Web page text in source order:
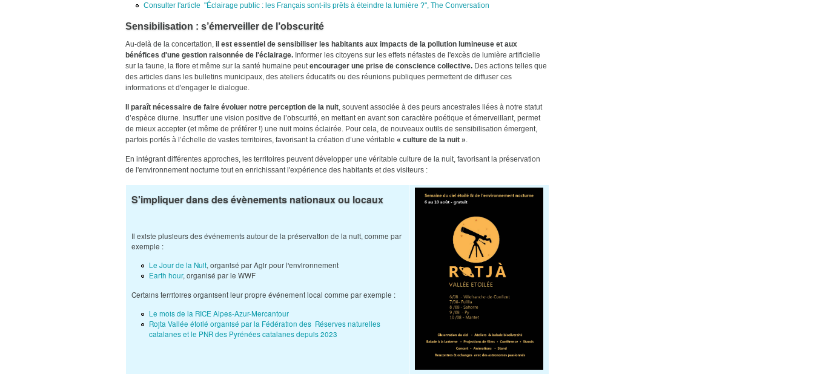
Consulter l'article "Éclairage public : les Français sont-ils prêts à éteindre la lumière ?", The Conversation
Sensibilisation : s’émerveiller de l’obscurité
Au-delà de la concertation, il est essentiel de sensibiliser les habitants aux impacts de la pollution lumineuse et aux
bénéfices d'une gestion raisonnée de l'éclairage. Informer les citoyens sur les effets néfastes de l'excès de lumière artificielle
sur la faune, la flore et même sur la santé humaine peut encourager une prise de conscience collective. Des actions telles que
des articles dans les bulletins municipaux, des ateliers éducatifs ou des réunions publiques permettent de diffuser ces
informations et d'engager le dialogue.
Il paraît nécessaire de faire évoluer notre perception de la nuit, souvent associée à des peurs ancestrales liées à notre statut
d’espèce diurne. Insuffler une vision positive de l’obscurité, en mettant en avant son caractère poétique et émerveillant, permet
de mieux accepter (et même de préférer !) une nuit moins éclairée. Pour cela, de nouveaux outils de sensibilisation émergent,
parfois portés à l’échelle de vastes territoires, favorisant la création d’une véritable « culture de la nuit ».
En intégrant différentes approches, les territoires peuvent développer une véritable culture de la nuit, favorisant la préservation
de l'environnement nocturne tout en enrichissant l'expérience des habitants et des visiteurs :
S'impliquer dans des évènements nationaux ou locaux
Il existe plusieurs des événements autour de la préservation de la nuit, comme par
exemple :
Le Jour de la Nuit, organisé par Agir pour l'environnement
Earth hour, organisé par le WWF
Certains territoires organisent leur propre événement local comme par exemple :
Le mois de la RICE Alpes-Azur-Mercantour
Rojta Vallée étoilé organisé par la Fédération des Réserves naturelles
catalanes et le PNR des Pyrénées catalanes depuis 2023